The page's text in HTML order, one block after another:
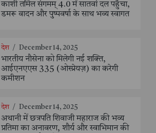
काशी तमिल संगमम् 4.0 में सातवां दल पहुँचा,
डमरू वादन और पुष्पवर्षा के साथ भव्य स्वागत
देश / December 14, 2025
भारतीय नौसेना को मिलेगी नई शक्ति,
आईएनएएस 335 (ओस्प्रेयज़) का करेगी
कमीशन
देश / December 14, 2025
अथानी में छत्रपति शिवाजी महाराज की भव्य
प्रतिमा का अनावरण, शौर्य और स्वाभिमान की